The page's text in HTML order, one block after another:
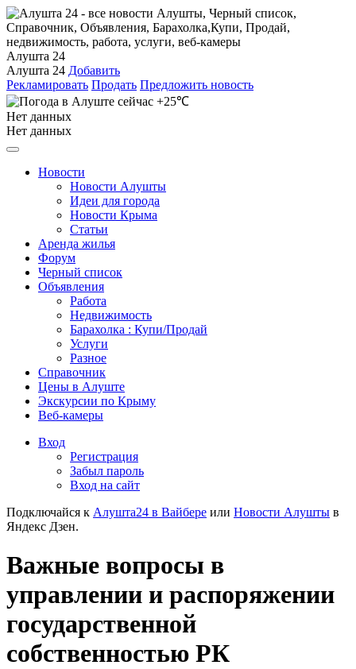
Алушта 24
Алушта 24 Добавить
Рекламировать Продать Предложить новость
+25℃
Нет данных
Нет данных
Новости
Новости Алушты
Идеи для города
Новости Крыма
Статьи
Аренда жилья
Форум
Черный список
Объявления
Работа
Недвижимость
Барахолка : Купи/Продай
Услуги
Разное
Справочник
Цены в Алуште
Экскурсии по Крыму
Веб-камеры
Вход
Регистрация
Забыл пароль
Вход на сайт
Подключайся к Алушта24 в Вайбере или Новости Алушты в
Яндекс Дзен.
Важные вопросы в
управлении и распоряжении
государственной
собственностью РК